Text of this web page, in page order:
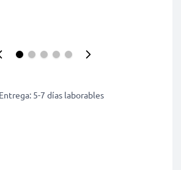
Entrega: 5-7 días laborables